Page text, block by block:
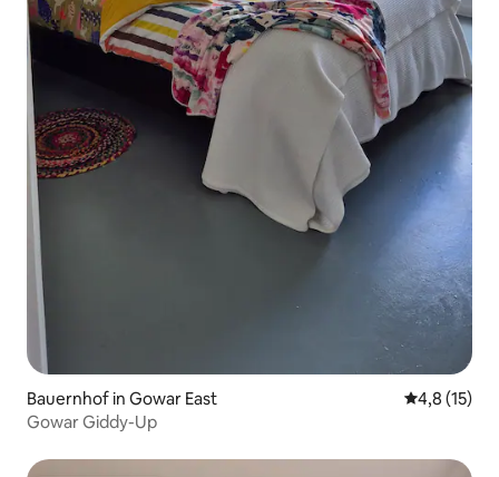
Bauernhof in Gowar East
4,8 (15)
Gowar Giddy-Up